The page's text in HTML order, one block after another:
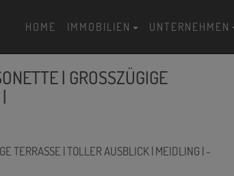
HOME IMMOBILIEN UNTERNEHMEN
| GROSSZÜGIGE